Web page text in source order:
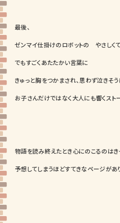
最後、
ゼンマイ仕掛けのロボットの やさしく
でもすごくあたたかい言葉に
きゅっと胸をつかまされ、思わず泣きそう
お子さんだけではなく大人にも響くスト
物語を読み終えたとき心にのこるのは
予想してしまうほどすてきなページがあ